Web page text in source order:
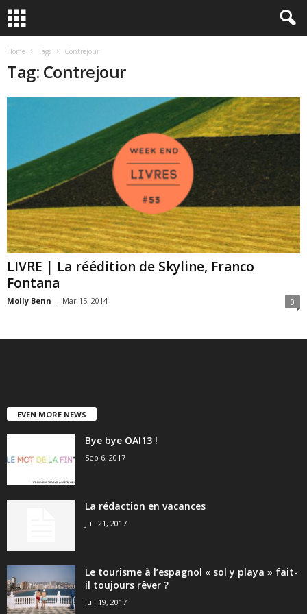
Home Tags Contrejour
Tag: Contrejour
LIVRE | La réédition de Skyline, Franco
Fontana
Molly Benn - Mar 15, 2014 0
EVEN MORE NEWS
Bye bye OAI13 !
Sep 6, 2017
La rédaction en vacances
Juil 21, 2017
Le tourisme à l’espagnol « sol y playa » fait-
il toujours rêver ?
Juil 19, 2017